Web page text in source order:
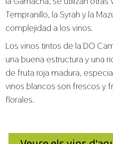
Tempranillo, la Syrah y la
complejidad a los vinos.
Los vinos tintos de la DO
una buena estructura y una
de fruta roja madura,
vinos blancos son frescos y
florales.